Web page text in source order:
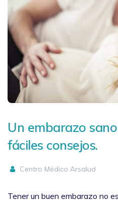
Un embarazo
fáciles consejos.
Centro Médico Arsalud
Tener un buen embarazo no